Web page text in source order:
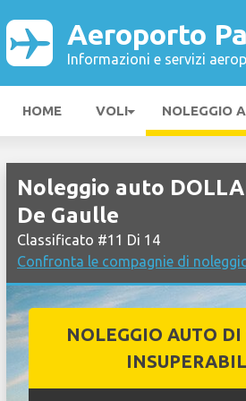
Aeroporto
Informazioni e servizi
HOME VOLI NOLEGGIO
Noleggio auto
De Gaulle
Classificato #11 Di 14
Confronta le compagnie di
NOLEGGIO AUTO DI